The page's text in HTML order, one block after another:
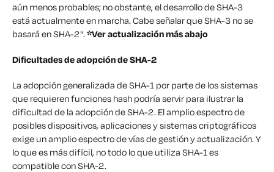
aún menos probables; no obstante, el desarrollo de SHA-3
está actualmente en marcha. Cabe señalar que SHA-3 no se
basará en SHA-2". *Ver actualización más abajo
Dificultades de adopción de SHA-2
La adopción generalizada de SHA-1 por parte de los sistemas
que requieren funciones hash podría servir para ilustrar la
dificultad de la adopción de SHA-2. El amplio espectro de
posibles dispositivos, aplicaciones y sistemas criptográficos
exige un amplio espectro de vías de gestión y actualización. Y
lo que es más difícil, no todo lo que utiliza SHA-1 es
compatible con SHA-2.